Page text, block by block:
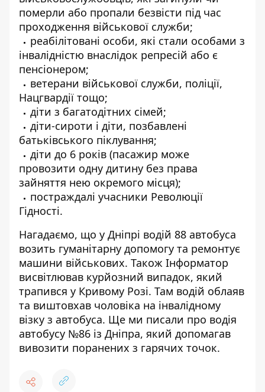
померли або пропали безвісти під час
проходження військової служби;
реабілітовані особи, які стали особами з
інвалідністю внаслідок репресій або є
пенсіонером;
ветерани військової служби, поліції,
Нацгвардії тощо;
діти з багатодітних сімей;
діти-сироти і діти, позбавлені
батьківського піклування;
діти до 6 років (пасажир може
провозити одну дитину без права
зайняття нею окремого місця);
постраждалі учасники Революції
Гідності.
Нагадаємо, що у Дніпрі водій 88 автобуса
возить гуманітарну допомогу та ремонтує
машини військових. Також Інформатор
висвітлював курйозний випадок, який
трапився у Кривому Розі. Там водій облаяв
та виштовхав чоловіка на інвалідному
візку з автобуса. Ще ми писали про водія
автобусу №86 із Дніпра, який допомагав
вивозити поранених з гарячих точок.